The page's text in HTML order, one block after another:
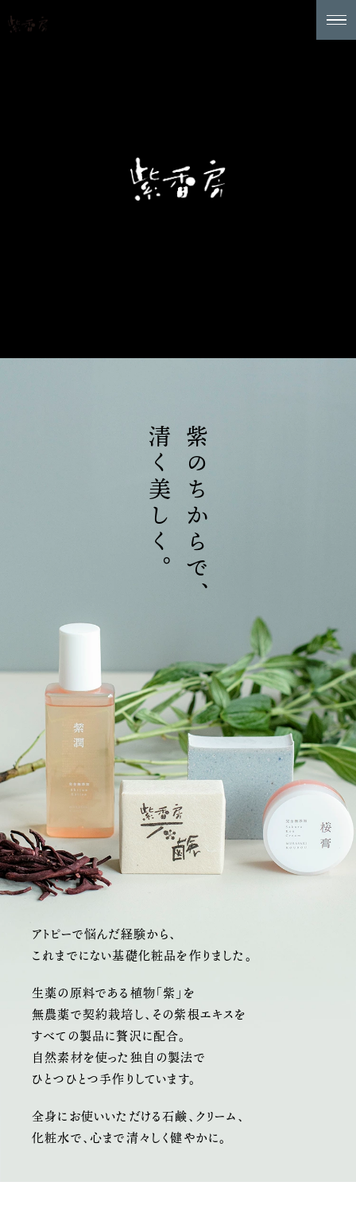
紫のちからで、
清く美しく。
アトピーで悩んだ経験から、
これまでにない基礎化粧品を作りました。
生薬の原料である植物「紫」を
無農薬で契約栽培し、 その紫根エキスを
すべての製品に贅沢に配合。
自然素材を使った独自の製法で
ひとつひとつ手作りしています。
全身にお使いいただける石鹸、クリーム、
化粧水で、心まで清々しく健やかに。